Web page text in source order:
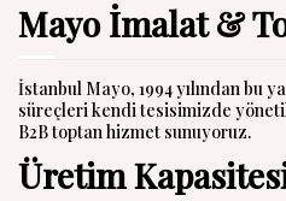
Mayo İmalat &
İstanbul Mayo, 1994 yılından
süreçleri kendi tesisimizde
B2B toptan hizmet sunuyoruz.
Üretim